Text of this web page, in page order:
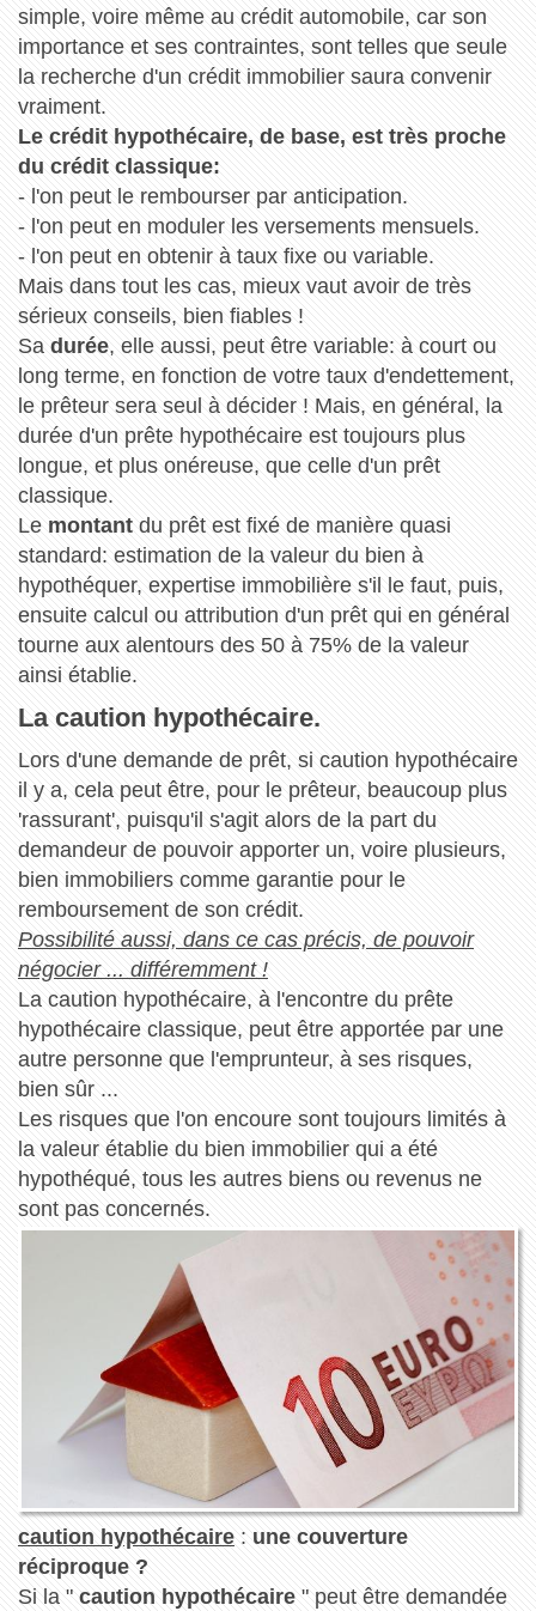
simple, voire même au crédit automobile, car son
importance et ses contraintes, sont telles que seule
la recherche d'un crédit immobilier saura convenir
vraiment.
Le crédit hypothécaire, de base, est très proche
du crédit classique:
- l'on peut le rembourser par anticipation.
- l'on peut en moduler les versements mensuels.
- l'on peut en obtenir à taux fixe ou variable.
Mais dans tout les cas, mieux vaut avoir de très
sérieux conseils, bien fiables !
Sa durée, elle aussi, peut être variable: à court ou
long terme, en fonction de votre taux d'endettement,
le prêteur sera seul à décider ! Mais, en général, la
durée d'un prête hypothécaire est toujours plus
longue, et plus onéreuse, que celle d'un prêt
classique.
Le montantdu prêt est fixé de manière quasi
standard: estimation de la valeur du bien à
hypothéquer, expertise immobilière s'il le faut, puis,
ensuite calcul ou attribution d'un prêt qui en général
tourne aux alentours des 50 à 75% de la valeur
ainsi établie.
La caution hypothécaire.
Lors d'une demande de prêt, si caution hypothécaire
il y a, cela peut être, pour le prêteur, beaucoup plus
'rassurant', puisqu'il s'agit alors de la part du
demandeur de pouvoir apporter un, voire plusieurs,
bien immobiliers comme garantie pour le
remboursement de son crédit.
Possibilité aussi, dans ce cas précis, de pouvoir
négocier ... différemment !
La caution hypothécaire, à l'encontre du prête
hypothécaire classique, peut être apportée par une
autre personne que l'emprunteur, à ses risques,
bien sûr ...
Les risques que l'on encoure sont toujours limités à
la valeur établie du bien immobilier qui a été
hypothéqué, tous les autres biens ou revenus ne
sont pas concernés.
caution hypothécaire: une couverture
réciproque ?
Si la " caution hypothécaire" peut être demandée